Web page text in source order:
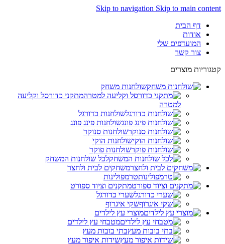
Skip to navigation Skip to main content
דף הבית
אודות
המועדפים שלי
צור קשר
קטגוריות מוצרים
שולחנות משחק
מתקני כדורסל וקליעה
למטרה
שולחנות כדורגל
שולחנות פינג פונג
שולחנות סנוקר
שולחנות הוקי
שולחנות פוקר
לכל שולחנות המשחק
משחקים לבית ולחצר
טרמפולינות
מתקנים וציוד ספורט
שערי כדורגל
שקי איגרוף
מוצרי עץ לילדים
מטבחי עץ לילדים
בתי בובות מעץ
שידות איפור מעץ